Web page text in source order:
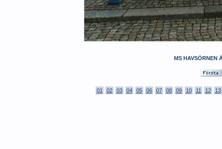
MS HAVSÖRNEN
01 02 03 04 05 06 07 08 09 10 11 12 13